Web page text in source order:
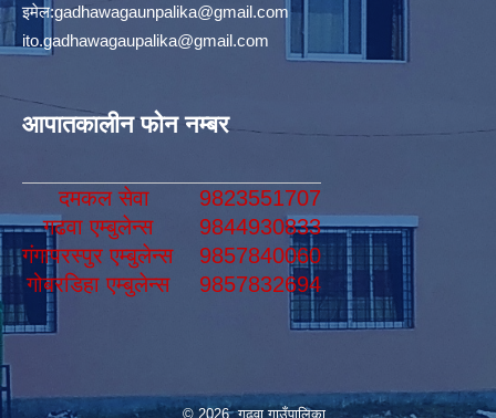
इमेल:gadhawagaunpalika@gmail.com
ito.gadhawagaupalika@gmail.com
आपातकालीन फोन नम्बर
दमकल सेवा
9823551707
गढवा एम्बुलेन्स
9844930833
गंगापरस्पुर एम्बुलेन्स
9857840060
गोबरडिहा एम्बुलेन्स
9857832694
© 2026 गढवा गाउँपालिका